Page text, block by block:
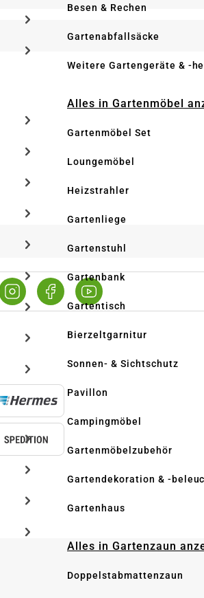
Besen & Rechen
Gartenabfallsäcke
Weitere Gartengeräte & -
Alles in Gartenmöbel
Gartenmöbel Set
Loungemöbel
Heizstrahler
Gartenliege
Gartenstuhl
Gartenbank
Gartentisch
Bierzeltgarnitur
Sonnen- & Sichtschutz
Pavillon
Campingmöbel
Gartenmöbelzubehör
Gartendekoration & -
Gartenhaus
Alles in Gartenzaun
Doppelstabmattenzaun